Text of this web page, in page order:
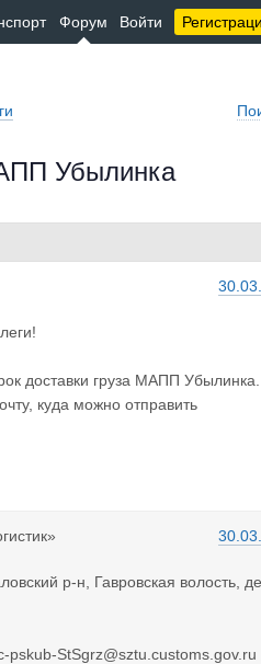
Форум Войти
Убылинка
доставки груза МАПП Убылинка.
куда можно отправить
р-н, Гавровская волость,
pskub-StSgrz@sztu.customs.gov.ru